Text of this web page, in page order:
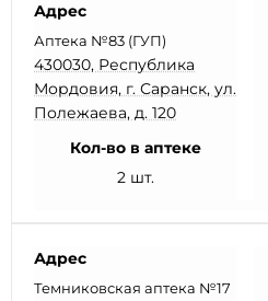
Адрес
Аптека №83 (ГУП)
430030, Республика
Мордовия, г. Саранск, ул.
Полежаева, д. 120
Кол-во в аптеке
2 шт.
Адрес
Темниковская аптека №17